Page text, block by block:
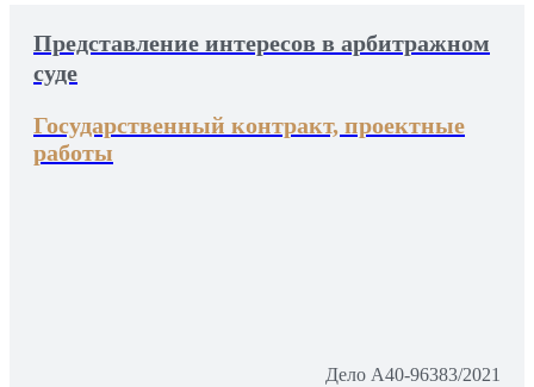
Представление интересов в арбитражном
суде
Государственный контракт, проектные
работы
Дело А40-96383/2021